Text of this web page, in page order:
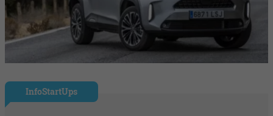
InfoStartUps